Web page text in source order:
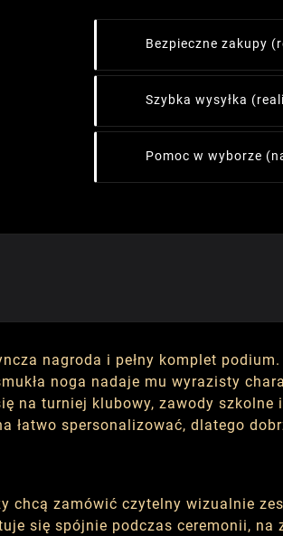
Bezpieczne zakupy
Szybka wysyłka
Pomoc w wyborze
nagroda i pełny komplet
noga nadaje mu wyrazisty
na turniej klubowy, zawody
spersonalizować, dlatego
chcą zamówić czytelny wizualnie
się spójnie podczas ceremonii,